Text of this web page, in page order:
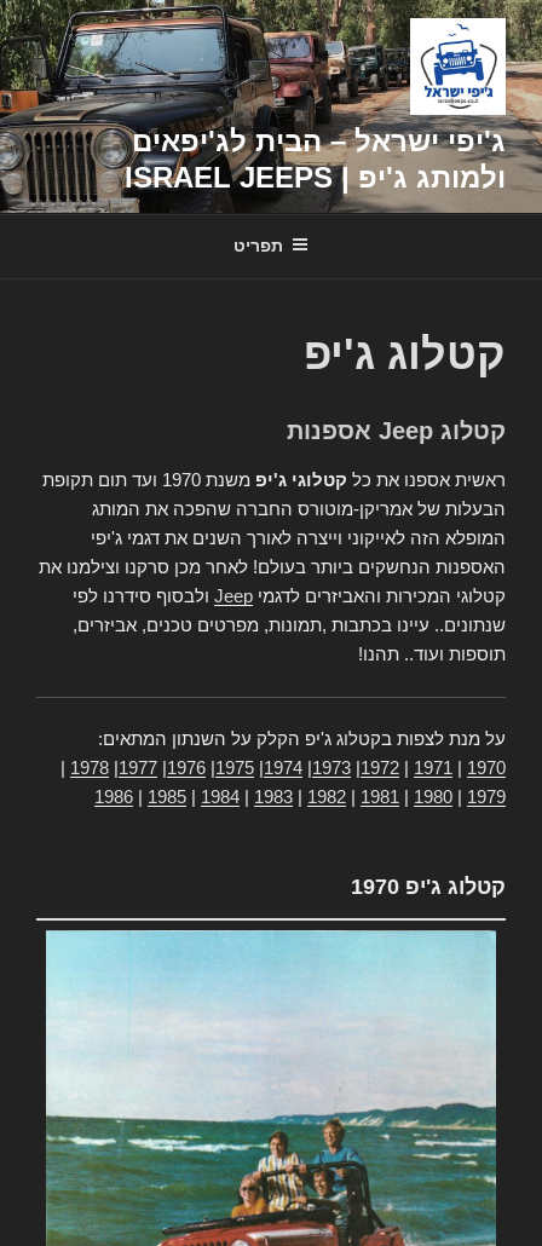
דילוג
לתוכן
ג'יפי ישראל – הבית לג'יפאים
ולמותג ג'יפ | ISRAEL JEEPS
תפריט
קטלוג ג'יפ
קטלוג Jeep אספנות
ראשית אספנו את כל קטלוגי ג'יפ
משנת 1970 ועד תום תקופת
הבעלות של אמריקן-מוטורס החברה שהפכה את המותג
המופלא הזה לאייקוני וייצרה לאורך השנים את דגמי ג'יפי
האספנות הנחשקים ביותר בעולם! לאחר מכן סרקנו וצילמנו את
קטלוגי המכירות והאביזרים לדגמי Jeep ולבסוף סידרנו לפי
שנתונים.. עיינו בכתבות ,תמונות, מפרטים טכנים, אביזרים,
תוספות ועוד.. תהנו!
על מנת לצפות בקטלוג ג'יפ הקלק על השנתון המתאים:
1970
1971
1972
1973
1974
1975
1976
1977
1978
1979
1980
1981
1982
1983
1984
1985
1986
קטלוג ג'יפ 1970